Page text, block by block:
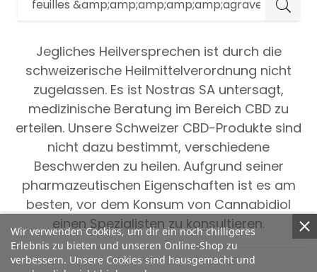
Jegliches Heilversprechen ist durch die
schweizerische Heilmittelverordnung nicht
zugelassen. Es ist Nostras SA untersagt,
medizinische Beratung im Bereich CBD zu
erteilen. Unsere Schweizer CBD-Produkte sind
nicht dazu bestimmt, verschiedene
Beschwerden zu heilen. Aufgrund seiner
pharmazeutischen Eigenschaften ist es am
besten, vor dem Konsum von Cannabidiol
einen Spezialisten zu konsultieren.
Wir verwenden Cookies, um dir ein noch chilligeres
Erlebnis zu bieten und unseren Online-Shop zu
verbessern. Unsere Cookies sind hausgemacht und